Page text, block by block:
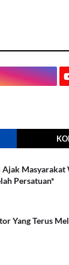
Masyarakat
Persatuan*
Yang Terus